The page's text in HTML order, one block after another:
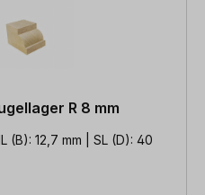
R 8 mm
(B): 12,7 mm | SL (D): 40